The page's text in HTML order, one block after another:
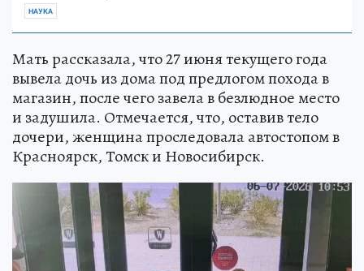
НАУКА
Мать рассказала, что 27 июня текущего года
вывела дочь из дома под предлогом похода в
магазин, после чего завела в безлюдное место
и задушила. Отмечается, что, оставив тело
дочери, женщина проследовала автостопом в
Красноярск, Томск и Новосибирск.